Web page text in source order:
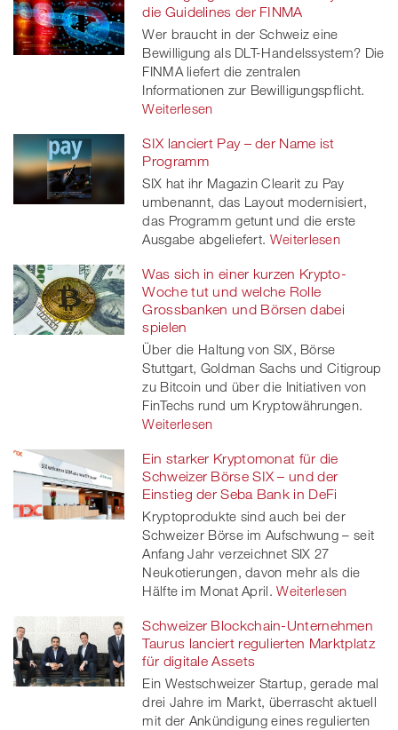
die Guidelines der FINMA
Wer braucht in der Schweiz eine
Bewilligung als DLT-Handelssystem? Die
FINMA liefert die zentralen
Informationen zur Bewilligungspflicht.
Weiterlesen
SIX lanciert Pay – der Name ist
Programm
SIX hat ihr Magazin Clearit zu Pay
umbenannt, das Layout modernisiert,
das Programm getunt und die erste
Ausgabe abgeliefert. Weiterlesen
Was sich in einer kurzen Krypto-
Woche tut und welche Rolle
Grossbanken und Börsen dabei
spielen
Über die Haltung von SIX, Börse
Stuttgart, Goldman Sachs und Citigroup
zu Bitcoin und über die Initiativen von
FinTechs rund um Kryptowährungen.
Weiterlesen
Ein starker Kryptomonat für die
Schweizer Börse SIX – und der
Einstieg der Seba Bank in DeFi
Kryptoprodukte sind auch bei der
Schweizer Börse im Aufschwung – seit
Anfang Jahr verzeichnet SIX 27
Neukotierungen, davon mehr als die
Hälfte im Monat April. Weiterlesen
Schweizer Blockchain-Unternehmen
Taurus lanciert regulierten Marktplatz
für digitale Assets
Ein Westschweizer Startup, gerade mal
drei Jahre im Markt, überrascht aktuell
mit der Ankündigung eines regulierten